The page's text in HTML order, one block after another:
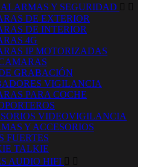
Y SEGURIDAD  
DE EXTERIOR
DE INTERIOR
4G
IP MOTORIZADAS
GRABACIÓN
VIGILANCIA
PARA COCHE
VIDEOVIGILANCIA
Y ACCESORIOS
FUERTES
TALKIE
AUDIO HIFI  